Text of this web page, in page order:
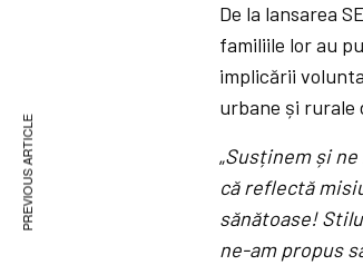
De la lansarea
familiile lor au
implicării
urbane și rurale
„Susținem și ne
că reflectă
sănătoase!
ne-am propus
PREVIOUS ARTICLE